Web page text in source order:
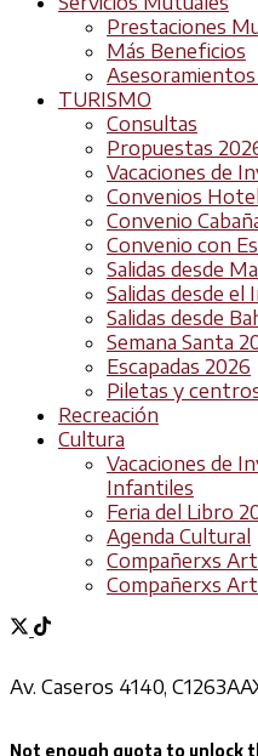
Prestaciones
Más Beneficios
Asesoramientos
TURISMO
Consultas
Propuestas
Vacaciones de
Convenios
Convenio
Convenio con
Salidas desde
Salidas desde
Salidas desde
Semana Santa
Escapadas 2026
Piletas y
Recreación
Cultura
Vacaciones de
Infantiles
Feria del Libro
Agenda Cultural
Compañerxs
Compañerxs
Av. Caseros 4140,
Not enough quota to unlock